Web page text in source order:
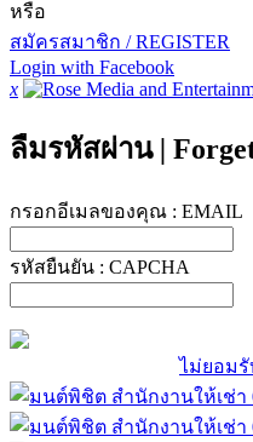
หรือ
สมัครสมาชิก / REGISTER
Login with Facebook
x
ลืมรหัสผ่าน |
กรอกอีเมลของคุณ : EMAIL
รหัสยืนยัน : CAPCHA
ไม่ยอมรั